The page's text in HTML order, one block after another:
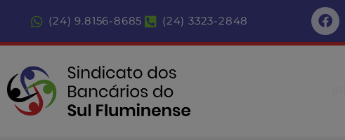
(24) 9.8156-8685 (24) 3323-2848